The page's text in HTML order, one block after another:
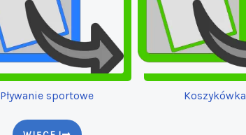
Pływanie sportowe Koszykówka